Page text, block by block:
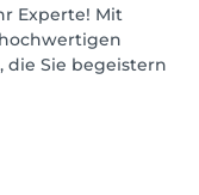
Experte! Mit
die Sie begeistern